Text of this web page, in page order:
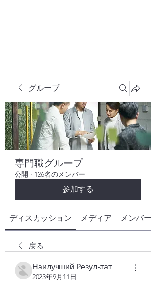
グループ
専門職グループ
公開 · 126名のメンバー
参加する
ディスカッション メディア メンバー
戻る
Наилучший Результат
2023年9月11日